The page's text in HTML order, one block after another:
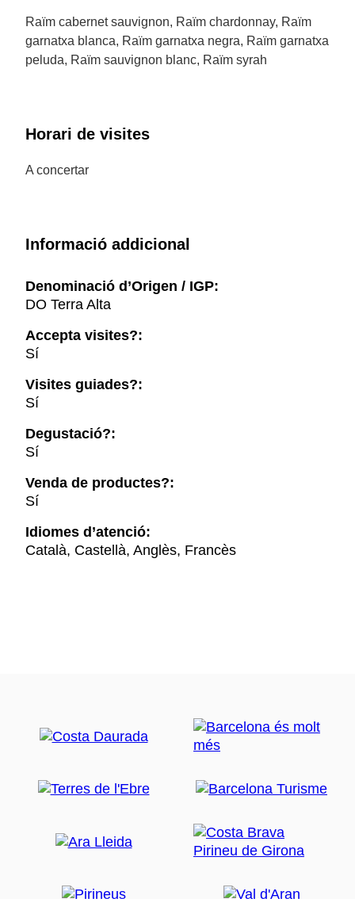
Raïm cabernet sauvignon, Raïm chardonnay, Raïm
garnatxa blanca, Raïm garnatxa negra, Raïm garnatxa
peluda, Raïm sauvignon blanc, Raïm syrah
Horari de visites
A concertar
Informació addicional
Denominació d’Origen / IGP:
DO Terra Alta
Accepta visites?:
Sí
Visites guiades?:
Sí
Degustació?:
Sí
Venda de productes?:
Sí
Idiomes d’atenció:
Català, Castellà, Anglès, Francès